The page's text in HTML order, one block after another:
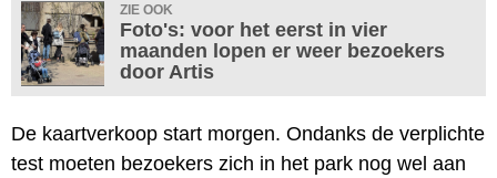
ZIE OOK
Foto's: voor het eerst in vier
maanden lopen er weer bezoekers
door Artis
De kaartverkoop start morgen. Ondanks de verplichte
test moeten bezoekers zich in het park nog wel aan